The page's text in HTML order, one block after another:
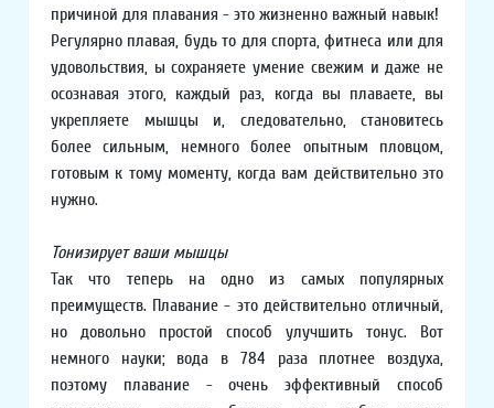
причиной для плавания - это жизненно важный навык!
Регулярно плавая, будь то для спорта, фитнеса или для
удовольствия, ы сохраняете умение свежим и даже не
осознавая этого, каждый раз, когда вы плаваете, вы
укрепляете мышцы и, следовательно, становитесь
более сильным, немного более опытным пловцом,
готовым к тому моменту, когда вам действительно это
нужно.
Тонизирует ваши мышцы
Так что теперь на одно из самых популярных
преимуществ. Плавание - это действительно отличный,
но довольно простой способ улучшить тонус. Вот
немного науки; вода в 784 раза плотнее воздуха,
поэтому плавание - очень эффективный способ